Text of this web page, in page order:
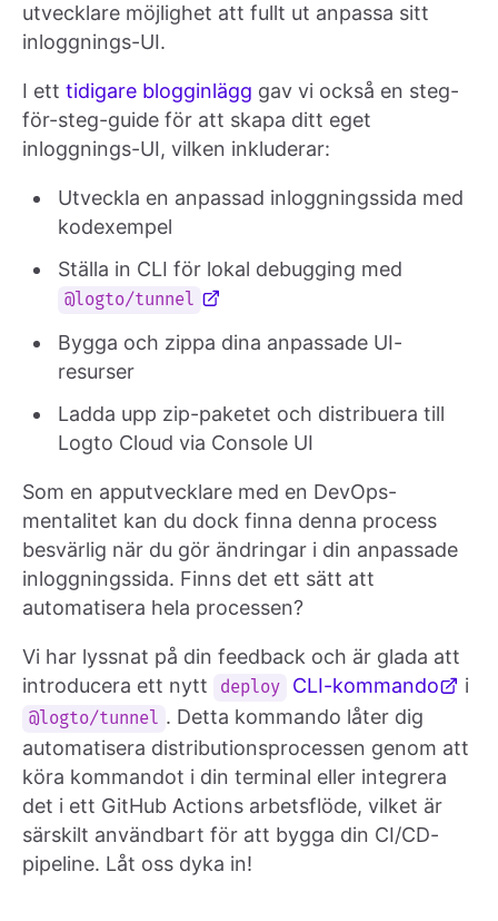
utvecklare möjlighet att fullt ut anpassa sitt
inloggnings-UI.
I ett tidigare blogginlägg gav vi också en steg-
för-steg-guide för att skapa ditt eget
inloggnings-UI, vilken inkluderar:
Utveckla en anpassad inloggningssida med
kodexempel
Ställa in CLI för lokal debugging med
@logto/tunnel
Bygga och zippa dina anpassade UI-
resurser
Ladda upp zip-paketet och distribuera till
Logto Cloud via Console UI
Som en apputvecklare med en DevOps-
mentalitet kan du dock finna denna process
besvärlig när du gör ändringar i din anpassade
inloggningssida. Finns det ett sätt att
automatisera hela processen?
Vi har lyssnat på din feedback och är glada att
introducera ett nytt
deploy CLI-kommando i
@logto/tunnel . Detta kommando låter dig
automatisera distributionsprocessen genom att
köra kommandot i din terminal eller integrera
det i ett GitHub Actions arbetsflöde, vilket är
särskilt användbart för att bygga din CI/CD-
pipeline. Låt oss dyka in!